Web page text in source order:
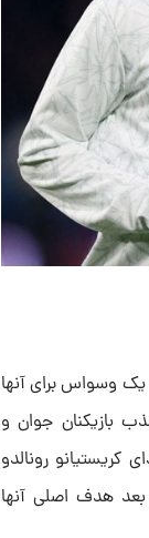
وسواس برای آنها
بازیکنان جوان و
کریستیانو رونالدو
سال بعد هدف اصلی آنها